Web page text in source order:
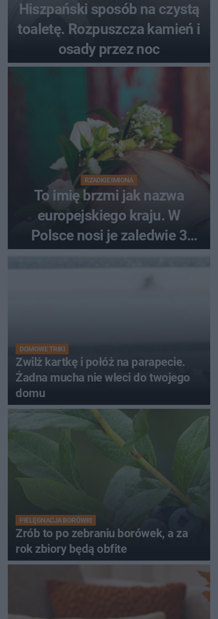
Hiszpański sposób na czystą
toaletę. Rozpuszcza kamień i
osady przez noc
RZADKIE IMIONA
To imię brzmi jak nazwa
europejskiego kraju. W
Polsce nosi je zaledwie 3
DOMOWE TRIKI
Zwilż kartkę i połóż na parapecie.
Żadna mucha nie wleci do twojego
domu
PIELĘGNACJA BORÓWKI
Zrób to po zebraniu borówek, a za
rok zbiory będą obfite